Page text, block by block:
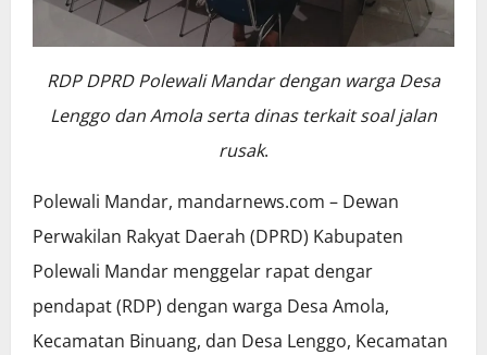
RDP DPRD Polewali Mandar dengan warga Desa
Lenggo dan Amola serta dinas terkait soal jalan
rusak.
Polewali Mandar, mandarnews.com – Dewan
Perwakilan Rakyat Daerah (DPRD) Kabupaten
Polewali Mandar menggelar rapat dengar
pendapat (RDP) dengan warga Desa Amola,
Kecamatan Binuang, dan Desa Lenggo, Kecamatan